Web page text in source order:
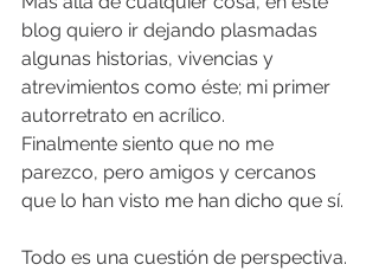
blog quiero ir dejando plasmadas
algunas historias, vivencias y
atrevimientos como éste; mi primer
autorretrato en acrílico.
Finalmente siento que no me
parezco, pero amigos y cercanos
que lo han visto me han dicho que sí.
Todo es una cuestión de perspectiva.